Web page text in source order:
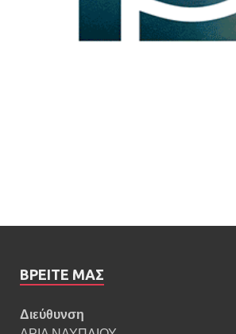
ΒΡΕΊΤΕ ΜΑΣ
Διεύθυνση